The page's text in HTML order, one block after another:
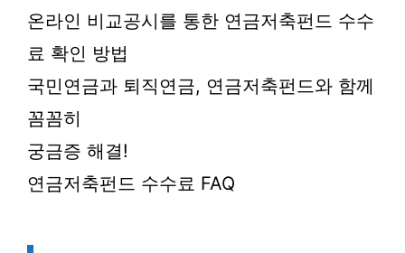
온라인 비교공시를 통한 연금저축펀드 수수
료 확인 방법
국민연금과 퇴직연금, 연금저축펀드와 함께
꼼꼼히
궁금증 해결!
연금저축펀드 수수료 FAQ